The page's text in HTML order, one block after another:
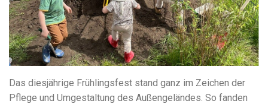
Das diesjährige Frühlingsfest stand ganz im Zeichen der
Pflege und Umgestaltung des Außengeländes. So fanden